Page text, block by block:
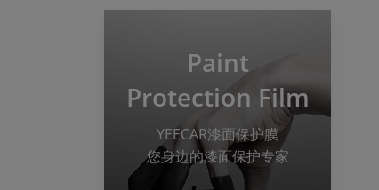
Paint
Protection Film
YEECAR漆面保护膜
您身边的漆面保护专家